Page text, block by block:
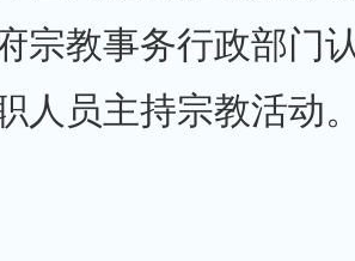
宗教事务行政部门
人员主持宗教活动